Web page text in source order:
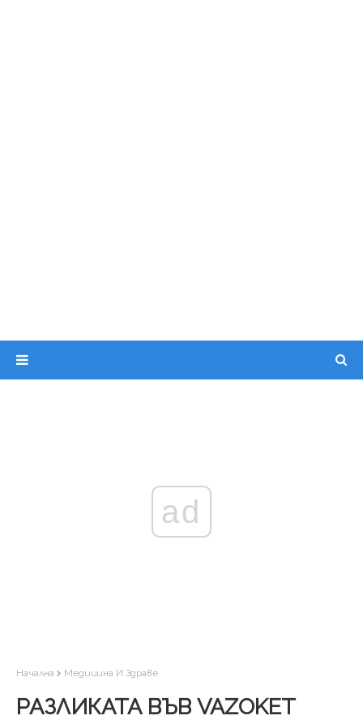
ad
Начална Медицина И Здраве
РАЗЛИКАТА ВЪВ VAZOKET